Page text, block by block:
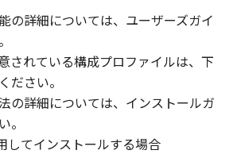
よびアップデート
ノンの子会社、関係会社、それ
および販売店、並びにキヤノン
は、お客様による「本ソフトウ
支援すること、および「本ソフ
してアップデート、バグの修正
トを行うことについて、いかな
のではありません。
の詳細については、ユーザーズガイ
されている構成プロファイルは、下
ださい。
の詳細については、インストールガ
。
てインストールする場合